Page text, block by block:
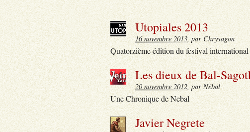
Utopiales 2013
16 novembre 2013, par Chrysagon
Quatorzième édition du festival
Les dieux de Bal-
20 novembre 2012, par Nébal
Une Chronique de Nebal
Javier Negrete